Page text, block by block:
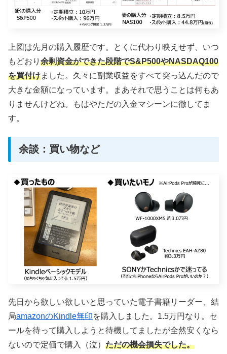
上図は先月の購入履歴です。とくに代わり映えせず、いつ
もどおり 余剰資金ができた段階でS&P500やNASDAQ100
を買付けました。久々に副業収益をすべて突っ込んだので
大きな金額になっています。まあそれで思うことは何もあ
りませんけどね。もはやただの入金マシーンに徹してま
す。
余談：買い物など
先日から欲しい欲しいと思っていた電子書籍リーダー、結
局amazonのKindle無印を購入しました。1.5万円なり。セ
ールを待って購入しようと待機してましたが全然安くなら
ないので定価で購入（泣） ただの機会損失でした。